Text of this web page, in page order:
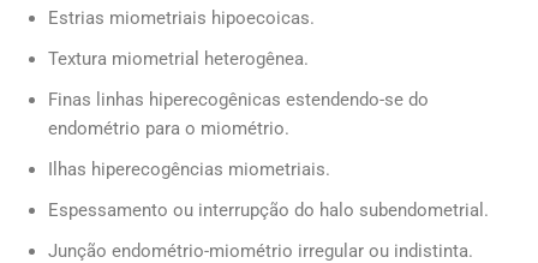
Estrias miometriais hipoecoicas.
Textura miometrial heterogênea.
Finas linhas hiperecogênicas estendendo-se do
endométrio para o miométrio.
Ilhas hiperecogências miometriais.
Espessamento ou interrupção do halo subendometrial.
Junção endométrio-miométrio irregular ou indistinta.